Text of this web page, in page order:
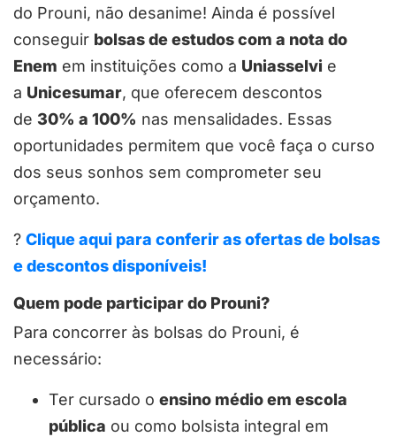
do Prouni, não desanime! Ainda é possível
conseguir bolsas de estudos com a nota do
Enem em instituições como a Uniasselvi e
a Unicesumar, que oferecem descontos
de 30% a 100% nas mensalidades. Essas
oportunidades permitem que você faça o curso
dos seus sonhos sem comprometer seu
orçamento.
? Clique aqui para conferir as ofertas de bolsas
e descontos disponíveis!
Quem pode participar do Prouni?
Para concorrer às bolsas do Prouni, é
necessário:
Ter cursado o ensino médio em escola
pública ou como bolsista integral em